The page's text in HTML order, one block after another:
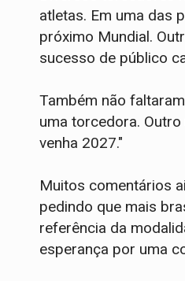
atletas. Em uma das
próximo Mundial.
sucesso de público
Também não
uma torcedora.
venha 2027."
Muitos comentários
pedindo que mais
referência da
esperança por uma